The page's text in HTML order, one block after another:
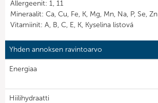
Allergeenit: 1, 11
Mineraalit: Ca, Cu, Fe, K, Mg, Mn, Na, P, Se, Zn
Vitamiinit: A, B, C, E, K, Kyselina listová
Yhden annoksen ravintoarvo
Energiaa
Hiilihydraatti